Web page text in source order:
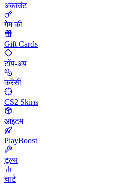
अकाउंट
गेम की
Gift Cards
टॉप-अप
करेंसी
CS2 Skins
आइटम
PlayBoost
टूल्स
चार्ट